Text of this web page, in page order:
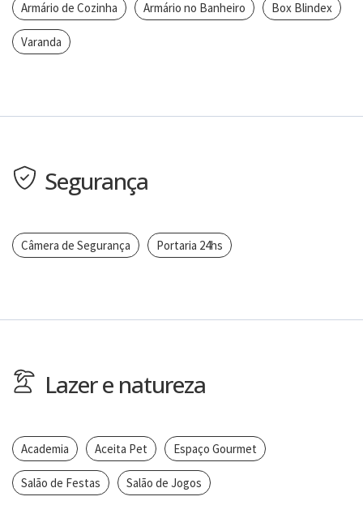
Armário de Cozinha Armário no Banheiro Box Blindex
Varanda
Segurança
Câmera de Segurança Portaria 24hs
Lazer e natureza
Academia Aceita Pet Espaço Gourmet
Salão de Festas Salão de Jogos